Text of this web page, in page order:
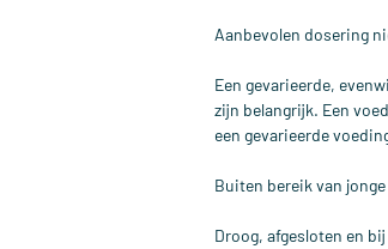
Aanbevolen dosering
Een gevarieerde,
zijn belangrijk. Een
een gevarieerde
Buiten bereik van
Droog, afgesloten en